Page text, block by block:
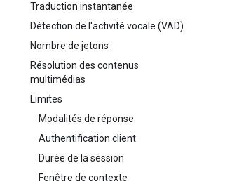
Traduction instantanée
Détection de l'activité vocale (VAD)
Nombre de jetons
Résolution des contenus
multimédias
Limites
Modalités de réponse
Authentification client
Durée de la session
Fenêtre de contexte